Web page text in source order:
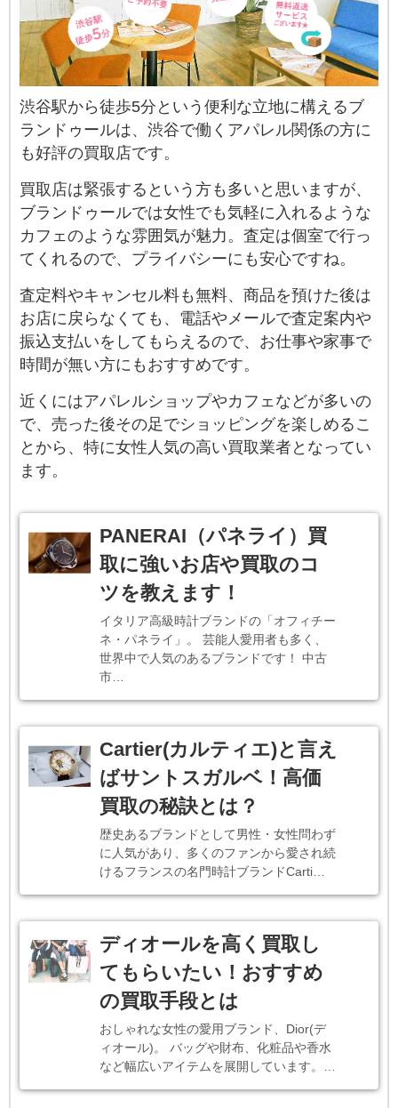
渋谷駅から徒歩5分という便利な立地に構えるブ
ランドゥールは、渋谷で働くアパレル関係の方に
も好評の買取店です。
買取店は緊張するという方も多いと思いますが、
ブランドゥールでは女性でも気軽に入れるような
カフェのような雰囲気が魅力。査定は個室で行っ
てくれるので、プライバシーにも安心ですね。
査定料やキャンセル料も無料、商品を預けた後は
お店に戻らなくても、電話やメールで査定案内や
振込支払いをしてもらえるので、お仕事や家事で
時間が無い方にもおすすめです。
近くにはアパレルショップやカフェなどが多いの
で、売った後その足でショッピングを楽しめるこ
とから、特に女性人気の高い買取業者となってい
ます。
PANERAI（パネライ）買
取に強いお店や買取のコ
ツを教えます！
イタリア高級時計ブランドの「オフィチー
ネ・パネライ」。 芸能人愛用者も多く、
世界中で人気のあるブランドです！ 中古
市…
Cartier(カルティエ)と言え
ばサントスガルベ！高価
買取の秘訣とは？
歴史あるブランドとして男性・女性問わず
に人気があり、多くのファンから愛され続
けるフランスの名門時計ブランドCarti…
ディオールを高く買取し
てもらいたい！おすすめ
の買取手段とは
おしゃれな女性の愛用ブランド、Dior(デ
ィオール)。 バッグや財布、化粧品や香水
など幅広いアイテムを展開しています。…